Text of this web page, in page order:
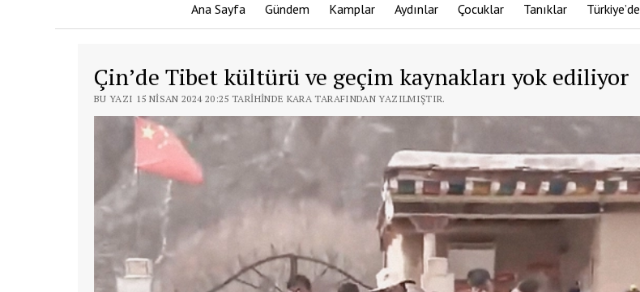
Ana Sayfa Gündem Kamplar Aydınlar Çocuklar Tanıklar Türkiye’de
Çin’de Tibet kültürü ve geçim kaynakları yok ediliyor
BU YAZI 15 NISAN 2024 20:25 TARIHINDE KARA TARAFINDAN YAZILMIŞTIR.